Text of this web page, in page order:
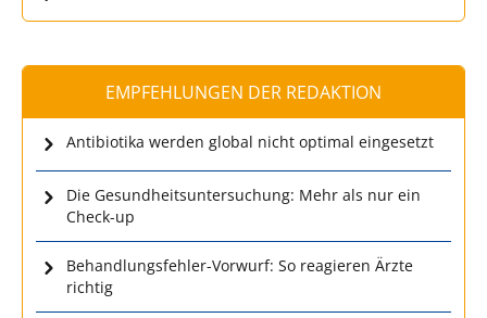
EMPFEHLUNGEN DER REDAKTION
Antibiotika werden global nicht optimal eingesetzt
Die Gesundheitsuntersuchung: Mehr als nur ein
Check-up
Behandlungsfehler-Vorwurf: So reagieren Ärzte
richtig